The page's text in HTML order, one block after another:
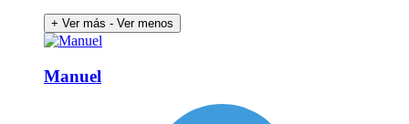
+ Ver más - Ver menos
Manuel